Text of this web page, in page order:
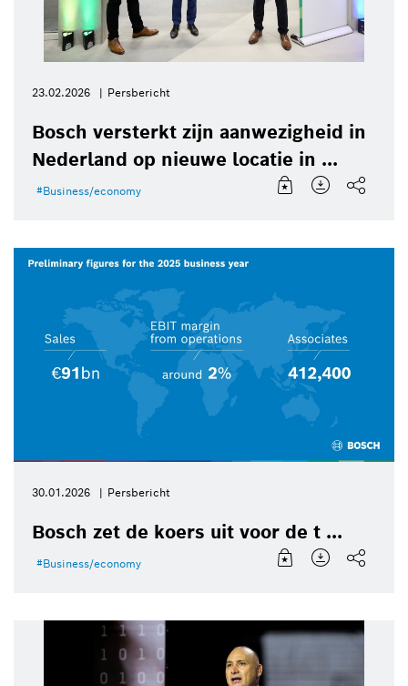
23.02.2026 Persbericht
Bosch versterkt zijn aanwezigheid in
Nederland op nieuwe locatie in ...
Business/economy
30.01.2026 Persbericht
Bosch zet de koers uit voor de t ...
Business/economy